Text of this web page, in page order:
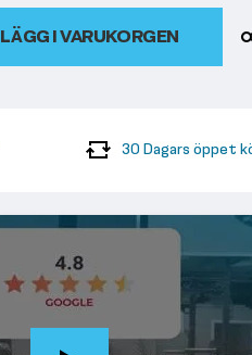
LÄGG I VARUKORGEN
30 Dagars öppet